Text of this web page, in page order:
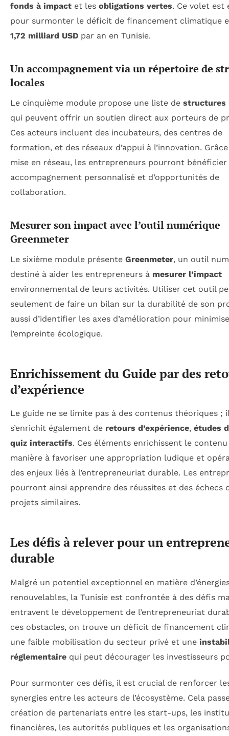
fonds à impact et les obligations vertes. Ce volet est
pour surmonter le déficit de financement climatique
1,72 milliard USD par an en Tunisie.
Un accompagnement via un répertoire de
locales
Le cinquième module propose une liste de structures
qui peuvent offrir un soutien direct aux porteurs de
Ces acteurs incluent des incubateurs, des centres de
formation, et des réseaux d’appui à l’innovation.
mise en réseau, les entrepreneurs pourront bénéficier
accompagnement personnalisé et d’opportunités de
collaboration.
Mesurer son impact avec l’outil numérique
Greenmeter
Le sixième module présente Greenmeter, un outil
destiné à aider les entrepreneurs à mesurer l’impact
environnemental de leurs activités. Utiliser cet outil
seulement de faire un bilan sur la durabilité de son
aussi d’identifier les axes d’amélioration pour
l’empreinte écologique.
Enrichissement du Guide par des
d’expérience
Le guide ne se limite pas à des contenus théoriques ; il
s’enrichit également de retours d’expérience, études
quiz interactifs. Ces éléments enrichissent le
manière à favoriser une appropriation ludique et
des enjeux liés à l’entrepreneuriat durable. Les
pourront ainsi apprendre des réussites et des échecs
projets similaires.
Les défis à relever pour un
durable
Malgré un potentiel exceptionnel en matière
renouvelables, la Tunisie est confrontée à des défis
entravent le développement de l’entrepreneuriat
ces obstacles, on trouve un déficit de financement
une faible mobilisation du secteur privé et une
réglementaire qui peut décourager les investisseurs
Pour surmonter ces défis, il est crucial de renforcer
synergies entre les acteurs de l’écosystème. Cela
création de partenariats entre les start-ups, les
financières, les autorités publiques et les